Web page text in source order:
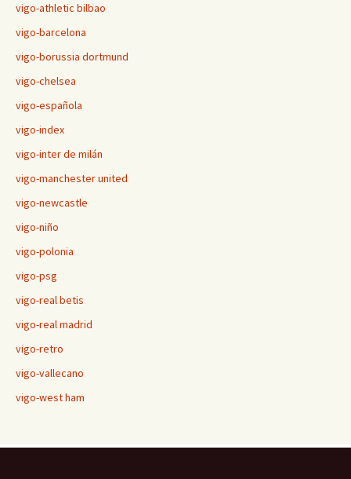
vigo-athletic bilbao
vigo-barcelona
vigo-borussia dortmund
vigo-chelsea
vigo-española
vigo-index
vigo-inter de milán
vigo-manchester united
vigo-newcastle
vigo-niño
vigo-polonia
vigo-psg
vigo-real betis
vigo-real madrid
vigo-retro
vigo-vallecano
vigo-west ham